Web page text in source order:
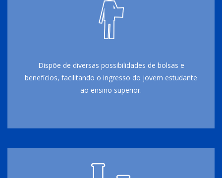
Dispõe de diversas possibilidades de bolsas e
benefícios, facilitando o ingresso do jovem estudante
ao ensino superior.